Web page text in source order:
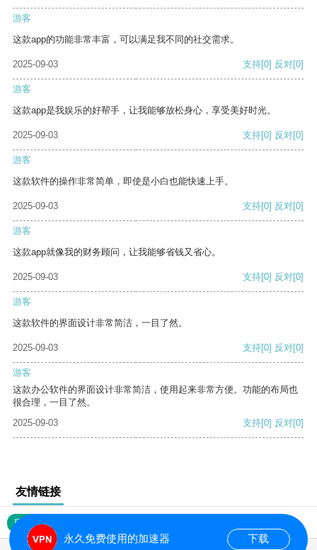
游客
这款app的功能非常丰富，可以满足我不同的社交需求。
2025-09-03 支持[0] 反对[0]
游客
这款app是我娱乐的好帮手，让我能够放松身心，享受美好时光。
2025-09-03 支持[0] 反对[0]
游客
这款软件的操作非常简单，即使是小白也能快速上手。
2025-09-03 支持[0] 反对[0]
游客
这款app就像我的财务顾问，让我能够省钱又省心。
2025-09-03 支持[0] 反对[0]
游客
这款软件的界面设计非常简洁，一目了然。
2025-09-03 支持[0] 反对[0]
游客
这款办公软件的界面设计非常简洁，使用起来非常方便。功能的布局也
很合理，一目了然。
2025-09-03
支持[0] 反对[0]
友情链接
网站地图
永久免费使用的加速器 下载